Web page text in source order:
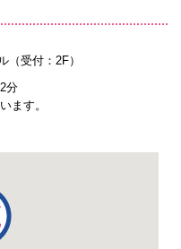
（受付：2F）
分
ます。